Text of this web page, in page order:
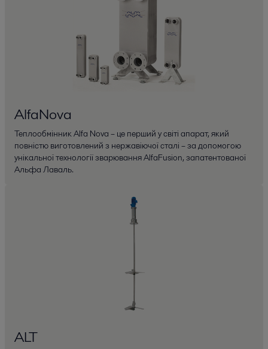
AlfaNova
Теплообмінник Alfa Nova – це перший у світі апарат, який
повністю виготовлений з нержавіючої сталі – за допомогою
унікальної технології зварювання AlfaFusion, запатентованої
Альфа Лаваль.
ALT